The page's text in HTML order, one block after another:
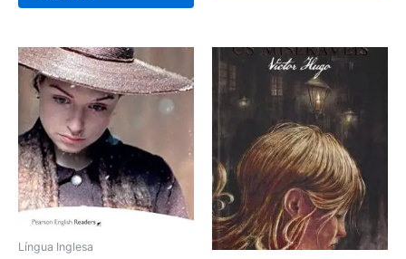
Língua Inglesa